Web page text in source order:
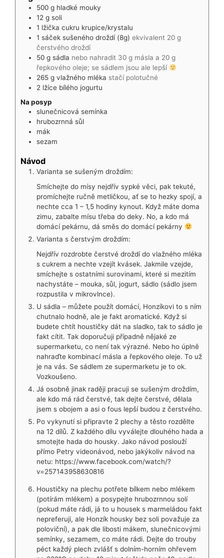
500 g hladké mouky
12 g soli
1 lžička cukru krupice/krystalu
1 sáček sušeného droždí (8g) ekvivalent 20 g
čerstvého droždí
50 g sádla nebo nahradit 30 g másla a 20 g
řepkového oleje; se sádlem jsou ale lepší
265 g vlažného mléka stačí polotučné
2 lžíce bílého jogurtu
Na posyp
slunečnicová semínka
hrubozrnná sůl
mák
sezam
Návod
Varianta se sušeným droždím:
Smíchejte do mísy nejdřív sypké věci, pak tekuté,
promíchejte ručně metličkou, ať se to hezky spojí, a
nechte cca 1 – 1,5 hodiny kynout. Když máte doma
zimu, zabalte mísu třeba do deky. No, a kdo má
domácí pekárnu, dá směs do domácí pekárny
Varianta s čerstvým droždím:
Nejdřív rozdrobte čerstvé droždí do vlažného mléka
s cukrem a nechte vzejít kvásek. Jakmile vzejde,
smíchejte s ostatními surovinami, které si mezitím
nachystáte – mouka, sůl, jogurt, sádlo (sádlo jsem
rozpustila v mikrovlnce).
U sádla – můžete použít domácí, Honzíkovi to s ním
chutnalo hodně, ale je fakt aromatické. Když si
budete chtít houstičky dát na sladko, tak to sádlo je
fakt cítit. Tak doporučuji případně nějaké ze
supermarketu, co není tak výrazné. Nebo ho úplně
nahraďte kombinací másla a řepkového oleje. To už
je na vás. Se sádlem ze supermarketu je to ok.
Vozkoušeno.
Já osobně jinak raději pracuji se sušeným droždím,
ale kdo má rád čerstvé, tak dejte čerstvé, dělala
jsem s obojem a asi o fous lepší budou z čerstvého.
Po vykynutí si připravte 2 plechy a těsto rozdělte
na 12 dílů. Z každého dílu vyválejte dlouhého hada a
smotejte hada do housky. Jako návod poslouží
přímo Petry videonávod, nebo jakýkoliv návod na
netu: https://www.facebook.com/watch/?
v=257143958630816
Houstičky na plechu potřete bílkem nebo mlékem
(potírám mlékem) a posypejte hrubozrnnou solí
(pokud máte rádi, já to u housek s marmeládou fakt
nepreferuji, ale Honzík housky bez soli považuje za
poloviční), a pak dle libosti mákem, slunečnicovými
semínky, sezamem, co máte rádi. Dejte do trouby
péct každý plech zvlášť s dolním-horním ohřevem